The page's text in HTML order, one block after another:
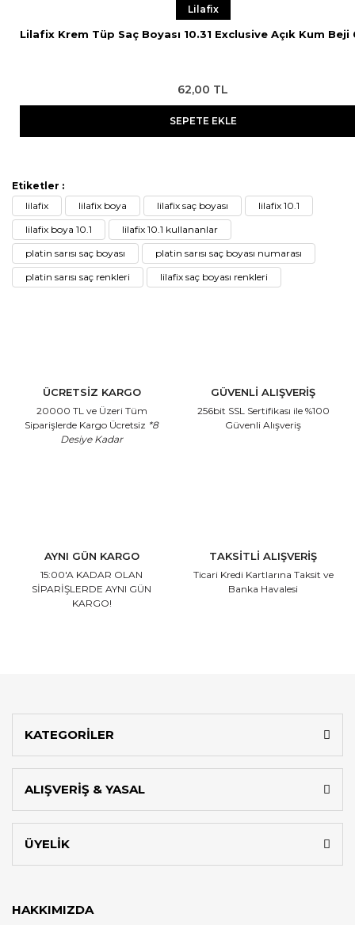
Lilafix
Lilafix Krem Tüp Saç Boyası 10.31 Exclusive Açık Kum Beji
62,00 TL
SEPETE EKLE
Etiketler :
lilafix
lilafix boya lilafix saç boyası
lilafix 10.1
lilafix boya 10.1
lilafix 10.1 kullananlar
platin sarısı saç boyası
platin sarısı saç boyası numarası
platin sarısı saç renkleri
lilafix saç boyası renkleri
ÜCRETSİZ KARGO
20000 TL ve Üzeri Tüm
Siparişlerde Kargo Ücretsiz *8
Desiye Kadar
GÜVENLİ ALIŞVERİŞ
256bit SSL Sertifikası ile %100
Güvenli Alışveriş
AYNI GÜN KARGO
15:00'A KADAR OLAN
SİPARİŞLERDE AYNI GÜN
KARGO!
TAKSİTLİ ALIŞVERİŞ
Ticari Kredi Kartlarına Taksit ve
Banka Havalesi
KATEGORİLER
ALIŞVERİŞ & YASAL
ÜYELİK
HAKKIMIZDA